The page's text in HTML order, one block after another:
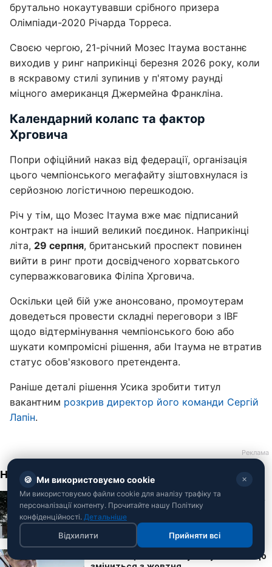
брутально нокаутувавши срібного призера
Олімпіади-2020 Річарда Торреса.
Своєю чергою, 21-річний Мозес Ітаума востаннє
виходив у ринг наприкінці березня 2026 року, коли
в яскравому стилі зупинив у п'ятому раунді
міцного американця Джермейна Франкліна.
Календарний колапс та фактор
Хрговича
Попри офіційний наказ від федерації, організація
цього чемпіонського мегафайту зіштовхнулася із
серйозною логістичною перешкодою.
Річ у тім, що Мозес Ітаума вже має підписаний
контракт на інший великий поєдинок. Наприкінці
літа, 29 серпня, британський проспект повинен
вийти в ринг проти досвідченого хорватського
суперважковаговика Філіпа Хрговича.
Оскільки цей бій уже анонсовано, промоутерам
доведеться провести складні переговори з IBF
щодо відтермінування чемпіонського бою або
шукати компромісні рішення, аби Ітаума не втратив
статус обов'язкового претендента.
Раніше деталі рішення Усика зробити титул
вакантним розкрив директор його команди Сергій
Лапін.
🍪 Ми використовуємо cookie ✕
Ми використовуємо файли cookie для аналізу трафіку та
персоналізації контенту. Прочитайте нашу Політику
конфіденційності. Детальніше
Відхилити Прийняти всі